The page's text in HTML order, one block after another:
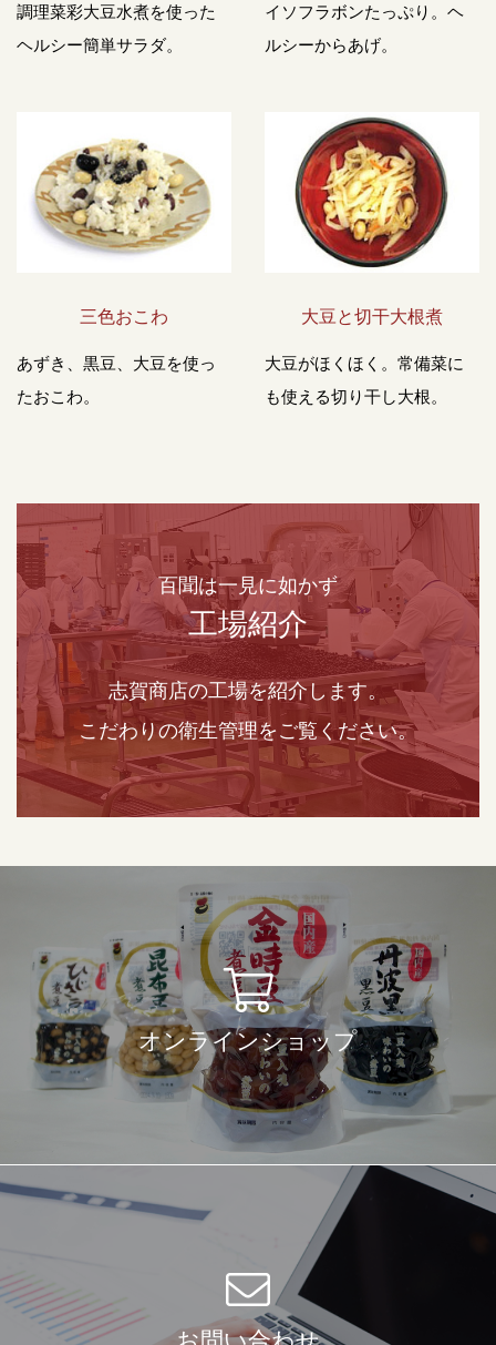
調理菜彩大豆水煮を使った
ヘルシー簡単サラダ。
イソフラボンたっぷり。ヘ
ルシーからあげ。
三色おこわ
あずき、黒豆、大豆を使っ
たおこわ。
大豆と切干大根煮
大豆がほくほく。常備菜に
も使える切り干し大根。
百聞は一見に如かず
工場紹介
志賀商店の工場を紹介します。
こだわりの衛生管理をご覧ください。
オンラインショップ
お問い合わせ